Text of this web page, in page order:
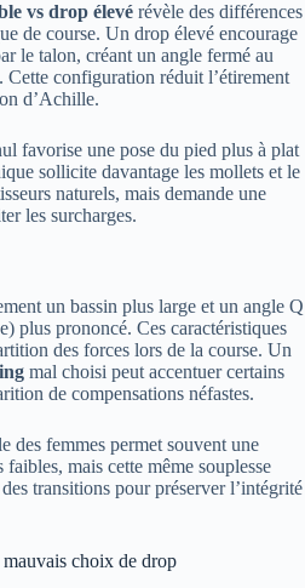
vs drop élevé révèle des différences
de course. Un drop élevé encourage
le talon, créant un angle fermé au
configuration réduit l’étirement
d’Achille.
favorise une pose du pied plus à plat
sollicite davantage les mollets et le
naturels, mais demande une
les surcharges.
un bassin plus large et un angle Q
plus prononcé. Ces caractéristiques
des forces lors de la course. Un
mal choisi peut accentuer certains
de compensations néfastes.
des femmes permet souvent une
mais cette même souplesse
transitions pour préserver l’intégrité
mauvais choix de drop